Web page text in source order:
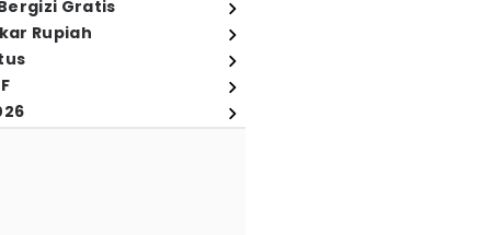
Gratis
Rupiah